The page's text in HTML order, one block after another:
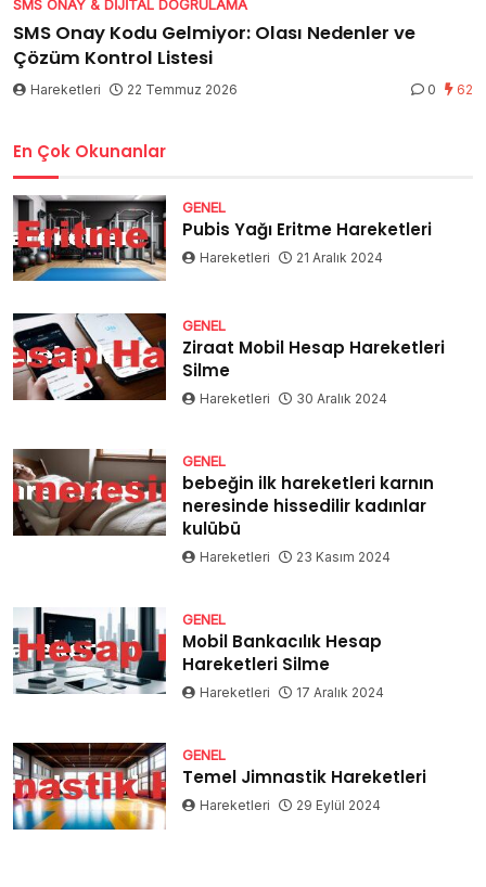
SMS ONAY & DIJITAL DOĞRULAMA
SMS Onay Kodu Gelmiyor: Olası Nedenler ve
Çözüm Kontrol Listesi
Hareketleri 22 Temmuz 2026 0 62
En Çok Okunanlar
GENEL
Pubis Yağı Eritme Hareketleri
Hareketleri 21 Aralık 2024
GENEL
Ziraat Mobil Hesap Hareketleri
Silme
Hareketleri 30 Aralık 2024
GENEL
bebeğin ilk hareketleri karnın
neresinde hissedilir kadınlar
kulübü
Hareketleri 23 Kasım 2024
GENEL
Mobil Bankacılık Hesap
Hareketleri Silme
Hareketleri 17 Aralık 2024
GENEL
Temel Jimnastik Hareketleri
Hareketleri 29 Eylül 2024